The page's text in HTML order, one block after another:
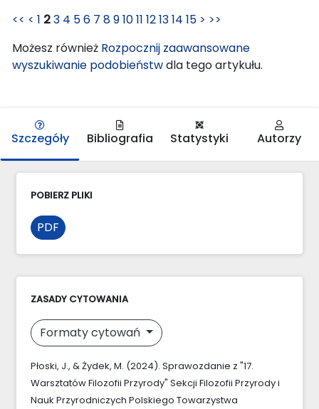
<< < 1 23 4 56 7 891011 121314 15 > >>
Możesz również Rozpocznij zaawansowane
wyszukiwanie podobieństwdla tego artykułu.
Szczegóły Bibliografia Statystyki Autorzy
POBIERZ PLIKI
PDF
ZASADY CYTOWANIA
Formaty cytowań
Płoski, J., & Żydek, M. (2024). Sprawozdanie z "17.
Warsztatów Filozofii Przyrody" Sekcji Filozofii Przyrody i
Nauk Przyrodniczych Polskiego Towarzystwa